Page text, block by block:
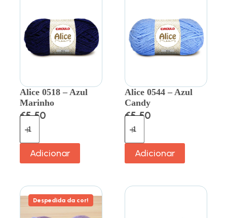
Alice 0518 – Azul
Marinho
€5.50
Adicionar
Alice 0544 – Azul
Candy
€5.50
Adicionar
Despedida da cor!